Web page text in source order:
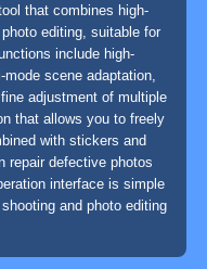
that combines high-
editing, suitable for
include high-
scene adaptation,
adjustment of multiple
that allows you to freely
with stickers and
repair defective photos
interface is simple
and photo editing